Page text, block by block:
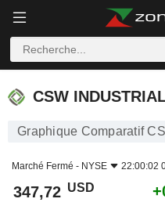
CSW INDUSTRIALS, INC.
CSW
Graphique Comparatif
Marché Fermé - NYSE 22:00:02
347,72 USD